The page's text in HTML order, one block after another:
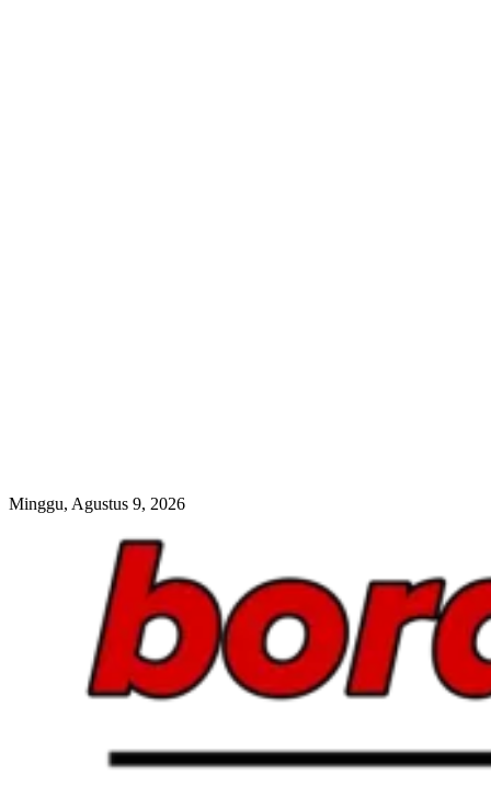
Minggu, Agustus 9, 2026